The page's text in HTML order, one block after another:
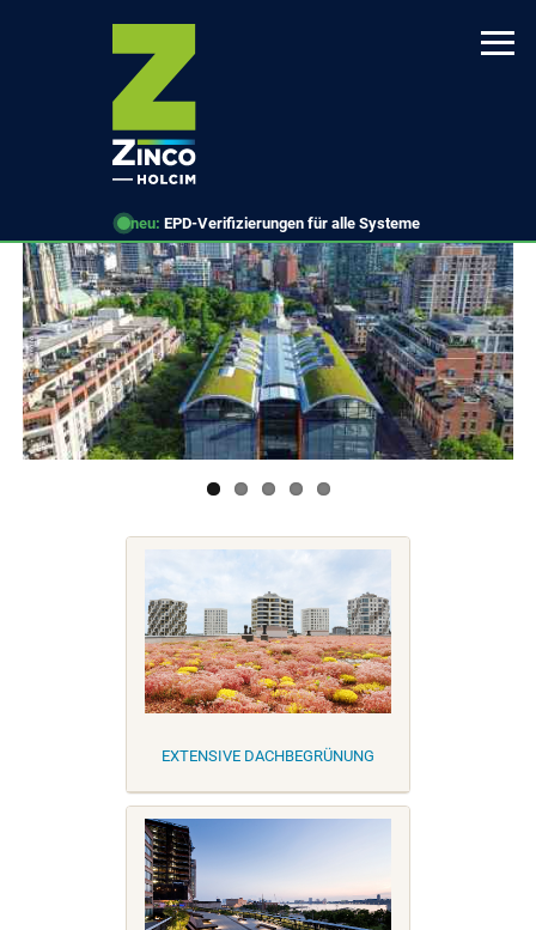
neu: EPD-Verifizierungen für alle Systeme
EXTENSIVE DACHBEGRÜNUNG